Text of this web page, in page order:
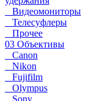
Видеомониторы
Телесуфлеры
Прочее
03 Объективы
Canon
Nikon
Fujifilm
Olympus
Sony